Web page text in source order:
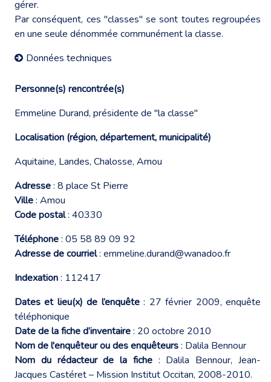
gérer.
Par conséquent, ces "classes" se sont toutes regroupées
en une seule dénommée communément la classe.
Données techniques
Personne(s) rencontrée(s)
Emmeline Durand, présidente de "la classe"
Localisation (région, département, municipalité)
Aquitaine, Landes, Chalosse, Amou
Adresse: 8 place St Pierre
Ville: Amou
Code postal: 40330
Téléphone: 05 58 89 09 92
Adresse de courriel: emmeline.durand@wanadoo.fr
Indexation: 112417
Dates et lieu(x) de l’enquête: 27 février 2009, enquête
téléphonique
Date de la fiche d’inventaire: 20 octobre 2010
Nom de l'enquêteur ou des enquêteurs: Dalila Bennour
Nom du rédacteur de la fiche: Dalila Bennour, Jean-
Jacques Castéret – Mission Institut Occitan, 2008-2010.